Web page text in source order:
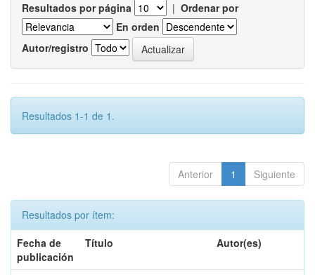
Resultados por página | Ordenar por
En orden
Autor/registro
Resultados 1-1 de 1.
Anterior 1 Siguiente
Resultados por ítem:
Fecha de
publicación
Título Autor(es)